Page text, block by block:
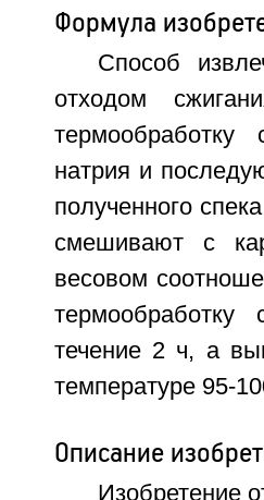
Формула
Способ
отходом
натрия и
полученного
смешивают с
весовом
течение 2 ч, а
температуре 95-
Описание
Изобретение